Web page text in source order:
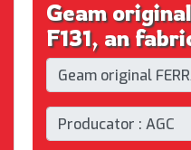
Geam
F131, an